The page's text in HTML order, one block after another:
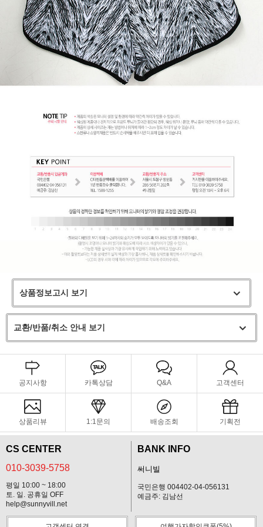
상품정보고시 보기
교환/반품/취소 안내 보기
공지사항 카톡상담 Q&A 고객센터
상품리뷰 1:1문의 배송조회 기획전
CS CENTER
010-3039-5758
평일 10:00 ~ 18:00
토. 일. 공휴일 OFF
help@sunnyvill.net
BANK INFO
써니빌
국민은행 004402-04-056131
예금주: 김남선